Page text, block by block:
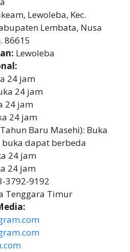
Lewoleba, Kec.
Lembata, Nusa
86615
Lewoleba
24 jam
24 jam
24 jam
24 jam
Baru Masehi): Buka
buka dapat berbeda
24 jam
24 jam
3792-9192
Tenggara Timur